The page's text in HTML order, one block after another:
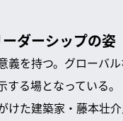
ダーシップの姿
を持つ。グローバ
る場となっている。
た建築家・藤本壮